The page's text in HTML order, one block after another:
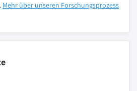
Mehr über unseren Forschungsprozess